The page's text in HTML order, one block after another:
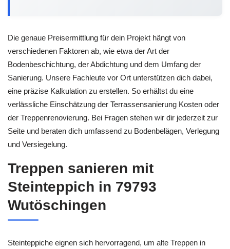
Die genaue Preisermittlung für dein Projekt hängt von
verschiedenen Faktoren ab, wie etwa der Art der
Bodenbeschichtung, der Abdichtung und dem Umfang der
Sanierung. Unsere Fachleute vor Ort unterstützen dich dabei,
eine präzise Kalkulation zu erstellen. So erhältst du eine
verlässliche Einschätzung der Terrassensanierung Kosten oder
der Treppenrenovierung. Bei Fragen stehen wir dir jederzeit zur
Seite und beraten dich umfassend zu Bodenbelägen, Verlegung
und Versiegelung.
Treppen sanieren mit
Steinteppich in 79793
Wutöschingen
Steinteppiche eignen sich hervorragend, um alte Treppen in